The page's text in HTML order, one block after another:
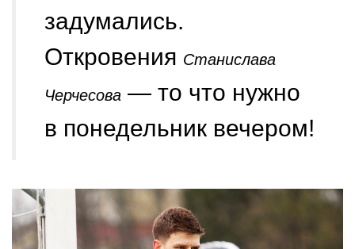
задумались.
Откровения Станислава
Черчесова — то что нужно
в понедельник вечером!